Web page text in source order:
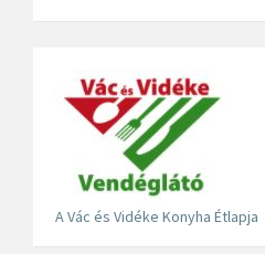
A Vác és Vidéke Konyha Étlapja